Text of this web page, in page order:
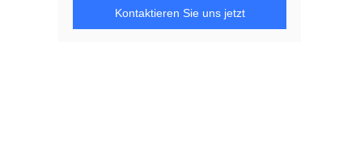
Kontaktieren Sie uns jetzt